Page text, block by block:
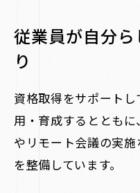
従業員が自分ら
り
資格取得をサポート
用・育成するととも
やリモート会議の実
を整備しています。